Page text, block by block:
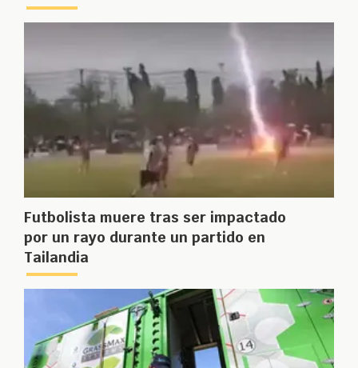
Futbolista muere tras ser impactado
por un rayo durante un partido en
Tailandia